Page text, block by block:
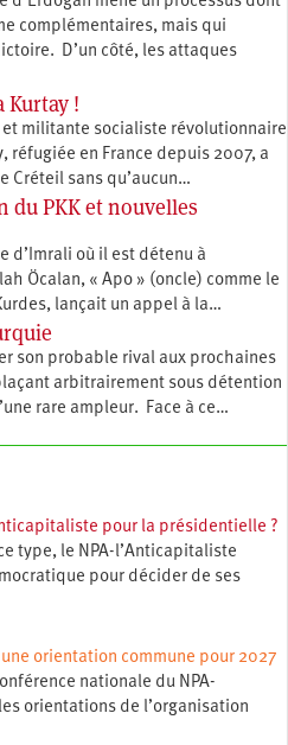
complémentaires, mais qui
D’un côté, les attaques
Kurtay !
militante socialiste révolutionnaire
réfugiée en France depuis 2007, a
Créteil sans qu’aucun…
PKK et nouvelles
d’Imrali où il est détenu à
Öcalan, « Apo » (oncle) comme le
lançait un appel à la…
son probable rival aux prochaines
arbitrairement sous détention
rare ampleur. Face à ce…
pour la présidentielle ?
type, le NPA-l’Anticapitaliste
pour décider de ses
orientation commune pour 2027
nationale du NPA-
orientations de l’organisation